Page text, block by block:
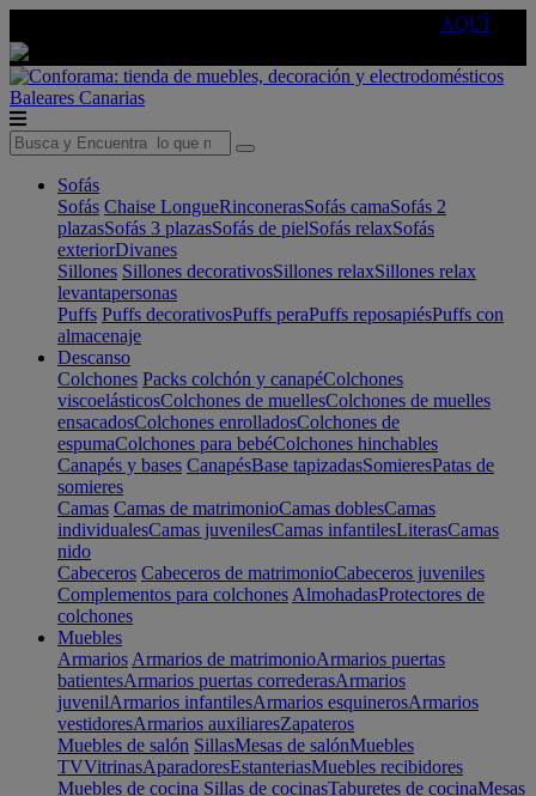
AQUÍ
Baleares Canarias
Sofás
Sofás Chaise LongueRinconerasSofás camaSofás 2
plazasSofás 3 plazasSofás de pielSofás relaxSofás
exteriorDivanes
Sillones Sillones decorativosSillones relaxSillones relax
levantapersonas
Puffs Puffs decorativosPuffs peraPuffs reposapiésPuffs con
almacenaje
Descanso
Colchones Packs colchón y canapéColchones
viscoelásticosColchones de muellesColchones de muelles
ensacadosColchones enrolladosColchones de
espumaColchones para bebéColchones hinchables
Canapés y bases CanapésBase tapizadasSomieresPatas de
somieres
Camas Camas de matrimonioCamas doblesCamas
individualesCamas juvenilesCamas infantilesLiterasCamas
nido
Cabeceros Cabeceros de matrimonioCabeceros juveniles
Complementos para colchones AlmohadasProtectores de
colchones
Muebles
Armarios Armarios de matrimonioArmarios puertas
batientesArmarios puertas correderasArmarios
juvenilArmarios infantilesArmarios esquinerosArmarios
vestidoresArmarios auxiliaresZapateros
Muebles de salón SillasMesas de salónMuebles
TVVitrinasAparadoresEstanteriasMuebles recibidores
Muebles de cocina Sillas de cocinasTaburetes de cocinaMesas